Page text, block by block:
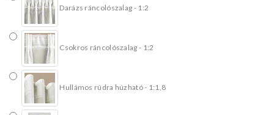
Darázs ráncolószalag - 1:2
Csokros ráncolószalag - 1:2
Hullámos rúdra húzható - 1:1,8